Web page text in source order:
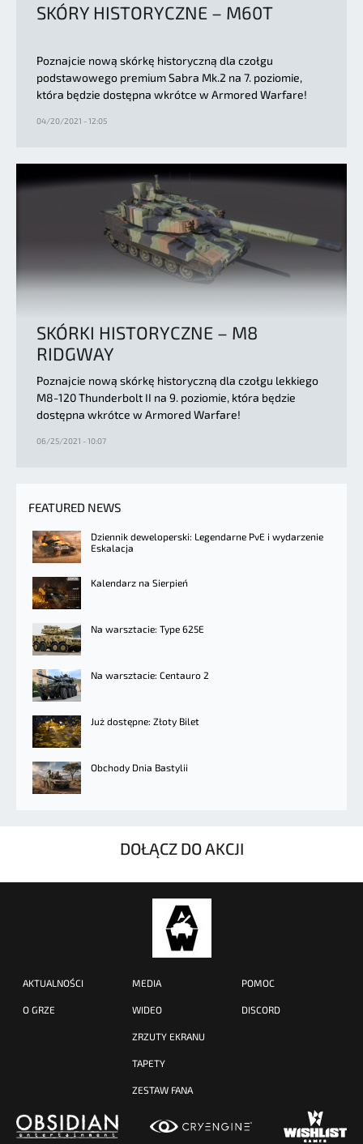
SKÓRY HISTORYCZNE – M60T
Poznajcie nową skórkę historyczną dla czołgu
podstawowego premium Sabra Mk.2 na 7. poziomie,
która będzie dostępna wkrótce w Armored Warfare!
04/20/2021 - 12:05
SKÓRKI HISTORYCZNE – M8
RIDGWAY
Poznajcie nową skórkę historyczną dla czołgu lekkiego
M8-120 Thunderbolt II na 9. poziomie, która będzie
dostępna wkrótce w Armored Warfare!
06/25/2021 - 10:07
FEATURED NEWS
Dziennik deweloperski: Legendarne PvE i wydarzenie
Eskalacja
Kalendarz na Sierpień
Na warsztacie: Type 625E
Na warsztacie: Centauro 2
Już dostępne: Złoty Bilet
Obchody Dnia Bastylii
DOŁĄCZ DO AKCJI
AKTUALNOŚCI
O GRZE
MEDIA
WIDEO
ZRZUTY EKRANU
TAPETY
ZESTAW FANA
POMOC
DISCORD